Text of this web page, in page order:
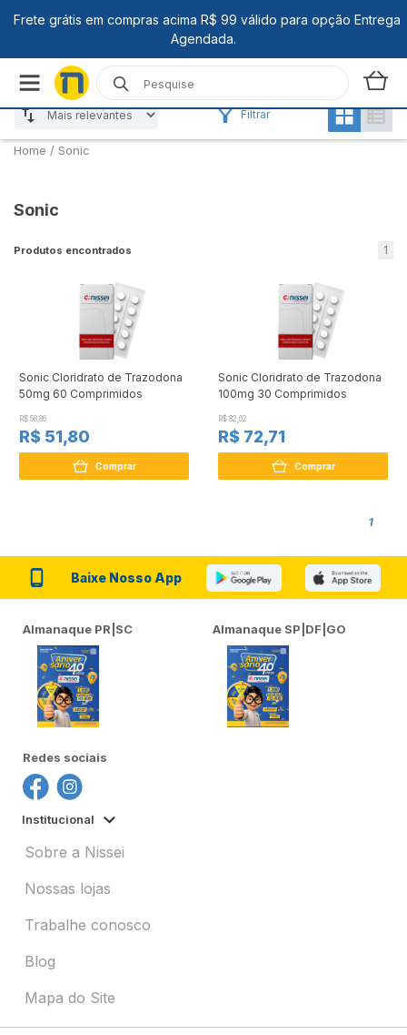
Filtrar
Home / Sonic
Sonic
Produtos encontrados 1
Sonic Cloridrato de Trazodona
50mg 60 Comprimidos
R$ 58,86
R$ 51,80
Comprar
Sonic Cloridrato de Trazodona
100mg 30 Comprimidos
R$ 82,62
R$ 72,71
Comprar
1
Baixe Nosso App
Almanaque PR|SC Almanaque SP|DF|GO
Redes sociais
Institucional
Sobre a Nissei
Nossas lojas
Trabalhe conosco
Blog
Mapa do Site